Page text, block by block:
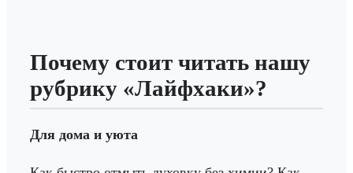
Почему стоит читать нашу
рубрику «Лайфхаки»?
Для дома и уюта